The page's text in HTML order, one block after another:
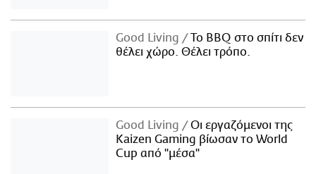
Good Living
Το BBQ στο σπίτι δεν
θέλει χώρο. Θέλει τρόπο.
Good Living
Οι εργαζόμενοι της
Kaizen Gaming βίωσαν το World
Cup από "μέσα"